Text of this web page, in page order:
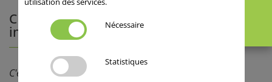
CHEVIGNON : une success story made
in Saaten-Union !
C'est "le blé préféré des agriculteurs" : 1ère variété en
Nécessaire
Statistiques